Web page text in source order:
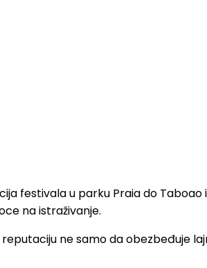
festivala u parku Praia do
na istraživanje.
ne samo da obezbeđuje